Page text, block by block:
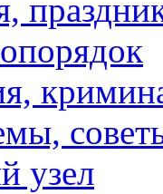
узел